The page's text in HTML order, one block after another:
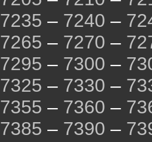
7235 – 7240 –
7265 – 7270 –
7295 – 7300 –
7325 – 7330 –
7355 – 7360 –
7385 – 7390 –